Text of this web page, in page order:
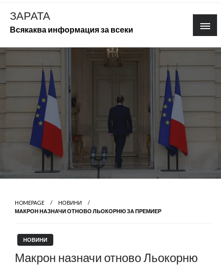
Skip
content
ЗАРАТА
Всякаква информация за всеки
HOMEPAGE
НОВИНИ
МАКРОН НАЗНАЧИ ОТНОВО ЛЬОКОРНЮ ЗА ПРЕМИЕР
НОВИНИ
Макрон назначи отново Льокорню